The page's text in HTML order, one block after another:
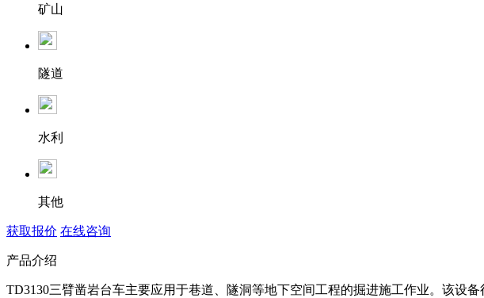
矿山
隧道
水利
其他
获取报价 在线咨询
产品介绍
TD3130三臂凿岩台车主要应用于巷道、隧洞等地下空间工程的掘进施工作业。该设